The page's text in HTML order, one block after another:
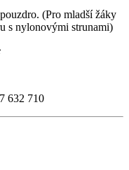
(Pro mladší žáky
s nylonovými strunami)
632 710